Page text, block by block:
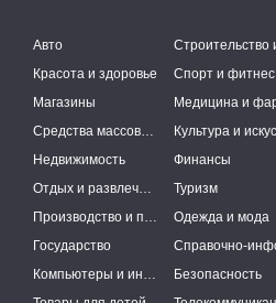
Авто
Красота и здоровье
Спорт и фитнес
Магазины
Средства массовой информации
Недвижимость
Финансы
Отдых и развлечения
Туризм
Производство и поставки
Одежда и мода
Государство
Компьютеры и интернет
Безопасность